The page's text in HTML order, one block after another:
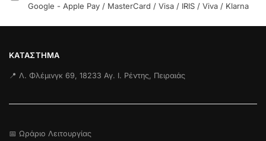
Google - Apple Pay / MasterCard / Visa / IRIS / Viva / Klarna
ΚΑΤΆΣΤΗΜΑ
📍 Λ. Φλέμινγκ 69, 18233 Αγ. Ι. Ρέντης, Πειραιάς
📅 Ωράριο Λειτουργίας